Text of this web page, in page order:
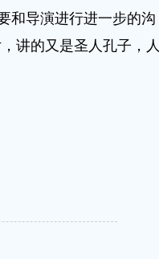
和导演进行进一步的沟
讲的又是圣人孔子，人